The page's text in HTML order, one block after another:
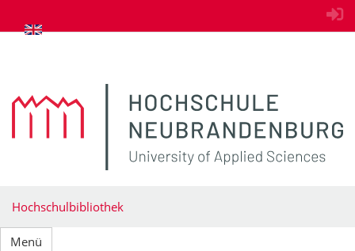
zum Inhalt springen
Hochschulbibliothek
Menü